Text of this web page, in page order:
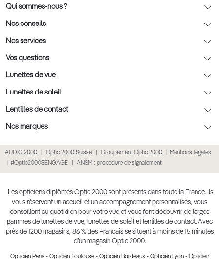
Qui sommes-nous ?
Notre charte déontologique
AFNOR Certification
Rendez-vous prévision
Nos conseils
Nos conseils lunettes
Nos conseils lentilles
Nos conseils enfants
Nos conseils santé visuelle
Tout savoir sur nos verres
Nos services
Optic 2000 à domicile
Le contrôle de la vue chez votre opticien
L'entretien de votre équipement
La prise de rendez-vous en ligne
Point expert basse vision
Click & collect : Livraison gratuite en magasin
Vos questions
Politique cookies
Conditions générales de vente
Politique de confidentialité des données
Retours et remboursements
Lunettes de vue
Lunettes de vue
Lunettes de vue homme
Lunettes de vue femme
Lunettes de vue Gucci
Lunettes de vue Chloé
Lunettes de vue Burberry
Lunettes de vue à partir de 30€
Lunettes de soleil
Lunettes de soleil
Lunettes de soleil homme
Lunettes de soleil enfant
Lunettes de soleil pas chères
Lunettes de soleil Ray-Ban
Lunettes de soleil Prada
Lunettes de soleil Gucci
Lentilles de contact
Lentilles de contact
Lentilles de couleur
Lentille de nuit
Lentilles mensuelles ou bimensuelles
Nos marques
Lunettes Prada
Lunettes Guess
Lunettes Chloé
Lunettes Versace
AUDIO 2000 Optic 2000 Suisse Groupement Optic 2000
Mentions légales
#Optic2000SENGAGE
ANSM : procédure de signalement
Les opticiens diplômés Optic 2000 sont présents dans toute la France. Ils
vous réservent un accueil et un accompagnement personnalisés, vous
conseillent au quotidien pour votre vue et vous font découvrir de larges
gammes de lunettes de vue, lunettes de soleil et lentilles de contact. Avec
près de 1200 magasins, 86 % des Français se situent à moins de 15 minutes
d’un magasin Optic 2000.
Opticien Paris - Opticien Toulouse- Opticien Bordeaux- Opticien Lyon- Opticien